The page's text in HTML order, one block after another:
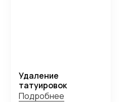
Удаление
татуировок
Подробнее